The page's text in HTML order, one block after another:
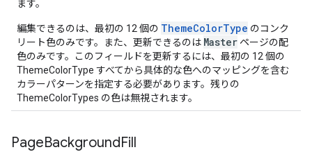
ます。
編集できるのは、最初の 12 個の ThemeColorType のコンク
リート色のみです。また、更新できるのは Master ページの配
色のみです。このフィールドを更新するには、最初の 12 個の
ThemeColorType すべてから具体的な色へのマッピングを含む
カラーパターンを指定する必要があります。残りの
ThemeColorTypes の色は無視されます。
PageBackgroundFill